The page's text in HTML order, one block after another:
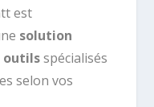
est
solution
outilsspécialisés
selon vos